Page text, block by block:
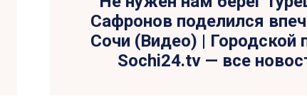
Сафронов поделился
Сочи (Видео) | Городской
Sochi24.tv — все